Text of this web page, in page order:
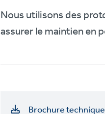
Nous utilisons des
assurer le maintien en
Brochure